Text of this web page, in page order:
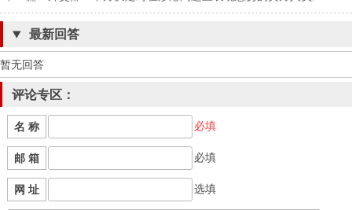
最新回答
暂无回答
评论专区：
名 称 必填
邮 箱 必填
网 址 选填